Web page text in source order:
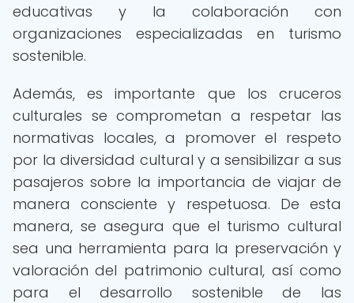
educativas y la colaboración con
organizaciones especializadas en turismo
sostenible.
Además, es importante que los cruceros
culturales se comprometan a respetar las
normativas locales, a promover el respeto
por la diversidad cultural y a sensibilizar a sus
pasajeros sobre la importancia de viajar de
manera consciente y respetuosa. De esta
manera, se asegura que el turismo cultural
sea una herramienta para la preservación y
valoración del patrimonio cultural, así como
para el desarrollo sostenible de las